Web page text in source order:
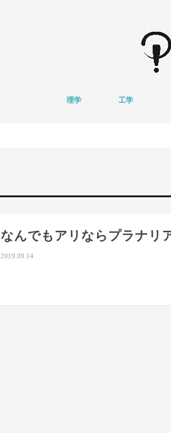
理学 工学
なんでもアリならプラナリ
2019.09.14